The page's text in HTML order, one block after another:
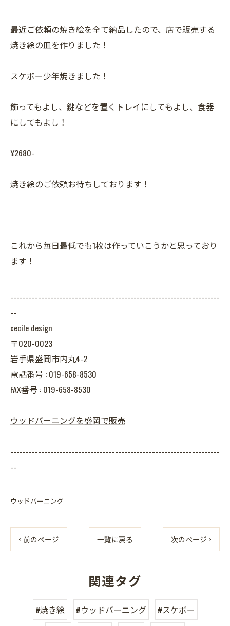
最近ご依頼の焼き絵を全て納品したので、店で販売する
焼き絵の皿を作りました！
スケボー少年焼きました！
飾ってもよし、鍵などを置くトレイにしてもよし、食器
にしてもよし！
¥2680-
焼き絵のご依頼お待ちしております！
これから毎日最低でも1枚は作っていこうかと思っており
ます！
--------------------------------------------------------------------
--
cecile design
〒020-0023
岩手県盛岡市内丸4-2
電話番号 : 019-658-8530
FAX番号 : 019-658-8530
ウッドバーニングを盛岡で販売
--------------------------------------------------------------------
--
ウッドバーニング
< 前のページ 一覧に戻る 次のページ >
関連タグ
#焼き絵 #ウッドバーニング #スケボー